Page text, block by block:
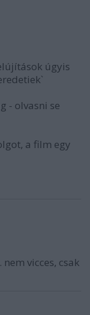
úgyis
- olvasni se
a film egy
vicces, csak